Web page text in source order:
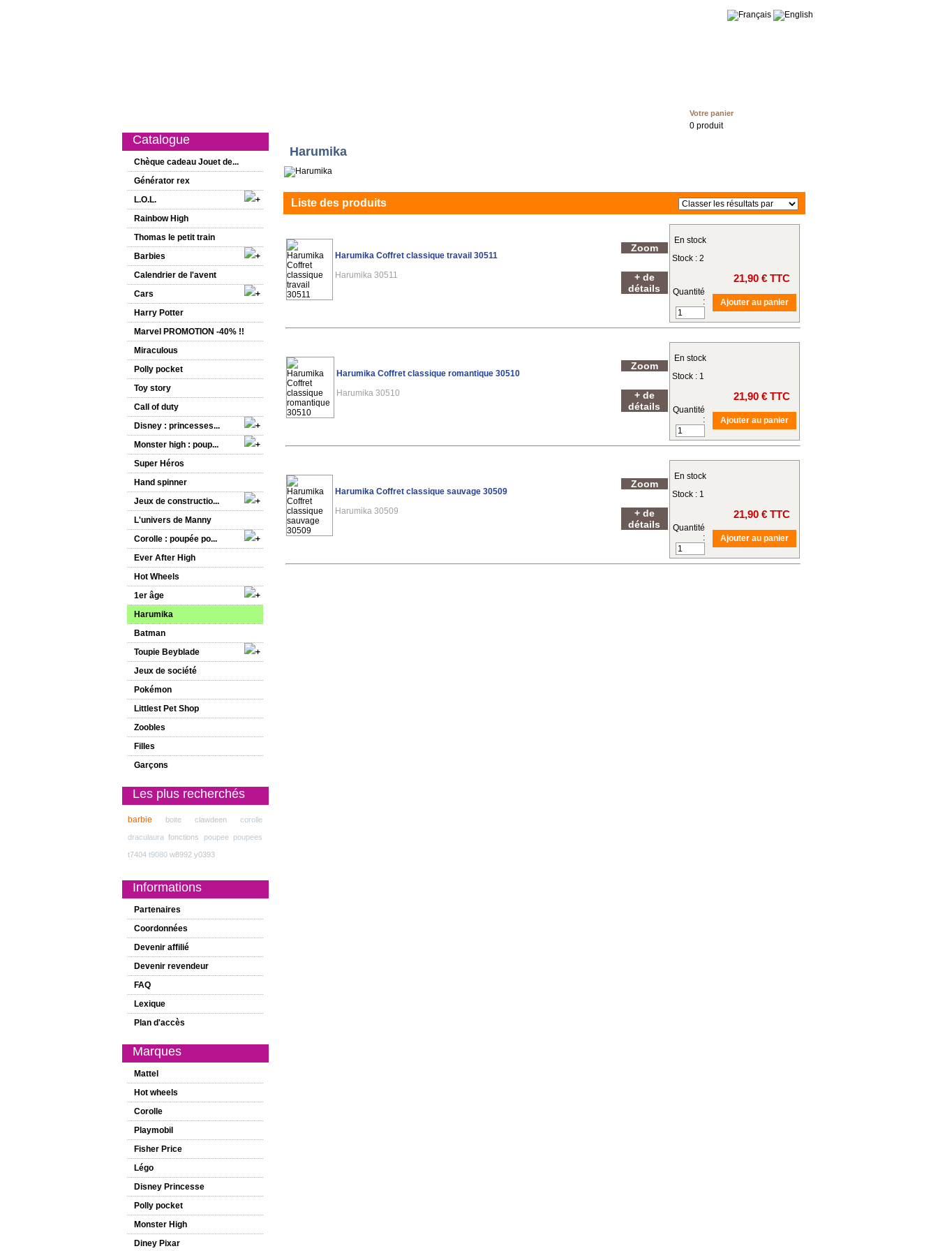
Votre panier
0 produit
Catalogue
Chèque cadeau Jouet de...
Générator rex
L.O.L.
Rainbow High
Thomas le petit train
Barbies
Calendrier de l'avent
Cars
Harry Potter
Marvel PROMOTION -40% !!
Miraculous
Polly pocket
Toy story
Call of duty
Disney : princesses...
Monster high : poup...
Super Héros
Hand spinner
Jeux de constructio...
L'univers de Manny
Corolle : poupée po...
Ever After High
Hot Wheels
1er âge
Harumika
Batman
Toupie Beyblade
Jeux de société
Pokémon
Littlest Pet Shop
Zoobles
Filles
Garçons
Les plus recherchés
barbie boite clawdeen corolle
draculaura fonctions poupee poupees
t7404 t9080 w8992 y0393
Informations
Partenaires
Coordonnées
Devenir affilié
Devenir revendeur
FAQ
Lexique
Plan d'accès
Marques
Mattel
Hot wheels
Corolle
Playmobil
Fisher Price
Légo
Disney Princesse
Polly pocket
Monster High
Diney Pixar
Harumika
Liste des produits
Harumika Coffret classique travail 30511
Harumika 30511
Zoom
+ de
détails
En stock
Stock : 2
21,90€ TTC
Quantité
:
Harumika Coffret classique romantique 30510
Harumika 30510
Zoom
+ de
détails
En stock
Stock : 1
21,90€ TTC
Quantité
:
Harumika Coffret classique sauvage 30509
Harumika 30509
Zoom
+ de
détails
En stock
Stock : 1
21,90€ TTC
Quantité
: